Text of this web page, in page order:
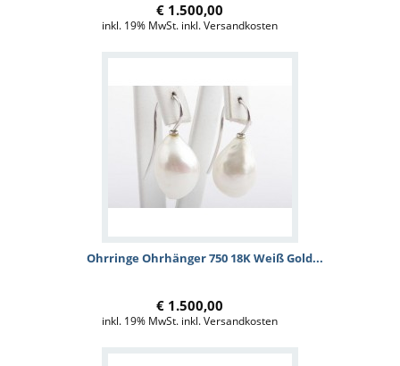
€ 1.500,00
inkl. 19% MwSt. inkl. Versandkosten
Ohrringe Ohrhänger 750 18K Weiß Gold...
€ 1.500,00
inkl. 19% MwSt. inkl. Versandkosten